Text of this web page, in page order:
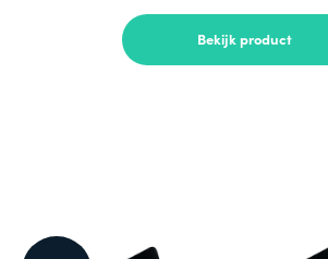
Bekijk product